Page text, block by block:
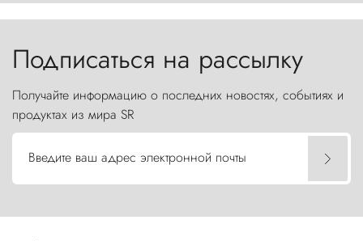
Торрес-дель-Пайне, словно каменные стражи,
Подписаться на рассылку
Получайте информацию о последних новостях, событиях и
продуктах из мира SR
Введите ваш адрес электронной почты